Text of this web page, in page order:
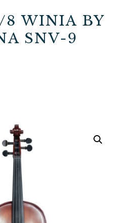
WINIA BY
SNV-9